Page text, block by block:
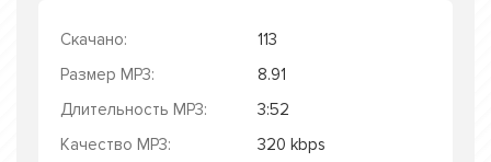
Скачано:
113
Размер MP3:
8.91
Длительность MP3:
3:52
Качество MP3:
320 kbps